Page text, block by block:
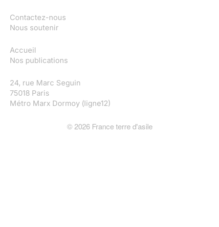
Contactez-nous
Nous soutenir
Accueil
Nos publications
24, rue Marc Seguin
75018 Paris
Métro Marx Dormoy (ligne12)
© 2026France terre d'asile